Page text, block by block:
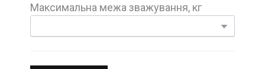
Максимальна межа зважування, кг